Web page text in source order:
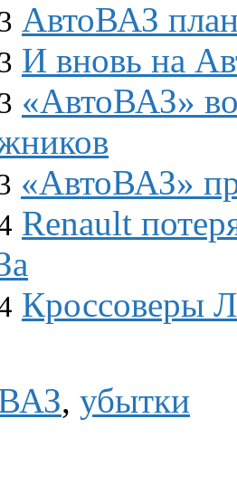
АвтоВАЗ
И вновь на
«АвтоВАЗ»
«АвтоВАЗ»
Renault
Кроссоверы
, убытки